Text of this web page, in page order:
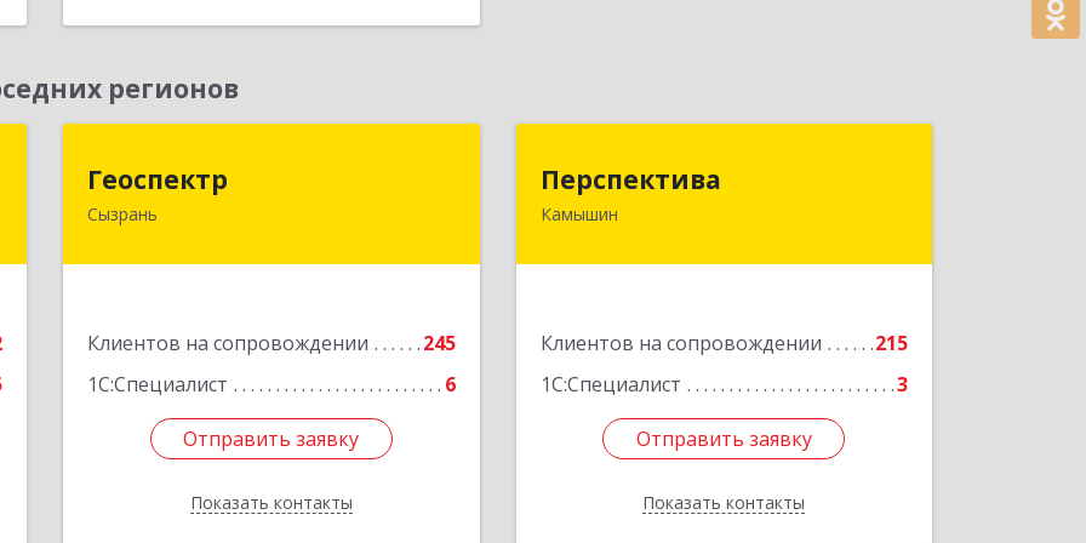
регионов
Геоспектр
Сызрань
Клиентов на сопровождении
245
1С:Специалист
6
Отправить заявку
Показать контакты
446001, Самарская обл, Сызрань г,
Отправить заявку
Назад
Перспектива
Камышин
Клиентов на сопровождении
215
1С:Специалист
3
Отправить заявку
Показать контакты
403850, Волгоградская обл, Камышин
Отправить заявку
Назад